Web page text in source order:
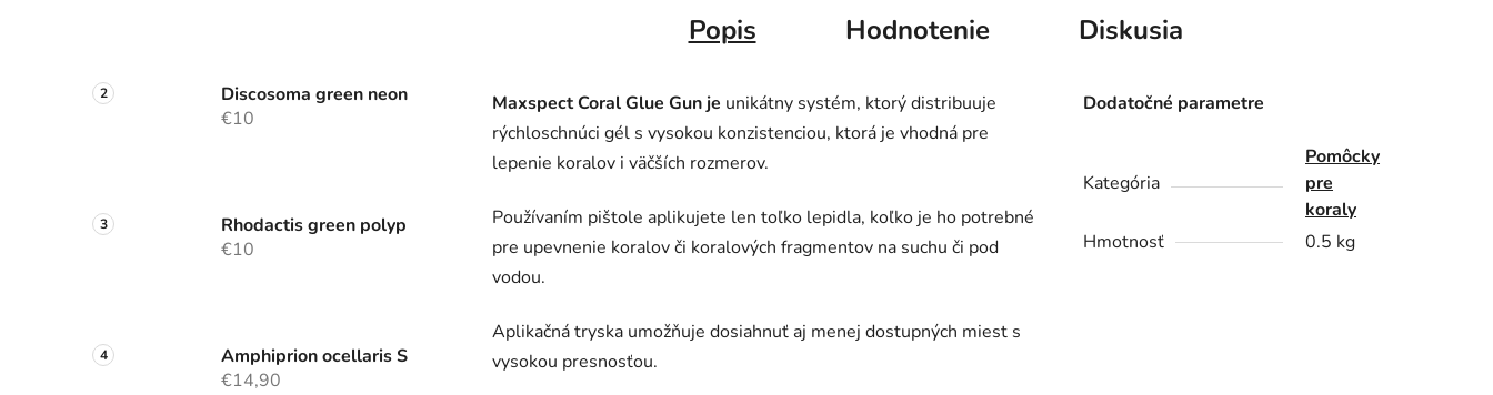
Discosoma green neon
€10
Rhodactis green polyp
€10
Amphiprion ocellaris S
€14,90
Popis Hodnotenie Diskusia
Maxspect Coral Glue Gun je unikátny systém, ktorý distribuuje
rýchloschnúci gél s vysokou konzistenciou, ktorá je vhodná pre
lepenie koralov i väčších rozmerov.
Používaním pištole aplikujete len toľko lepidla, koľko je ho potrebné
pre upevnenie koralov či koralových fragmentov na suchu či pod
vodou.
Aplikačná tryska umožňuje dosiahnuť aj menej dostupných miest s
vysokou presnosťou.
Dodatočné parametre
Kategória
Pomôcky
pre
koraly
Hmotnosť
0.5 kg